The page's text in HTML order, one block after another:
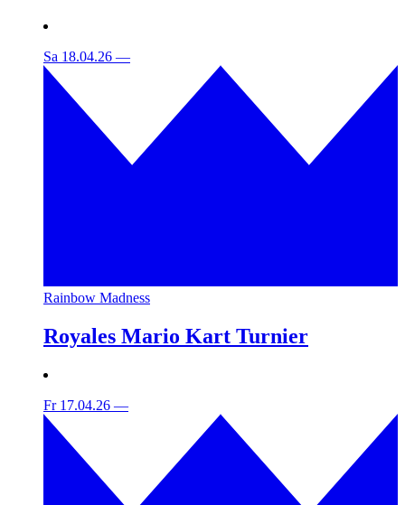
Sa 18.04.26 —
Rainbow Madness
Royales Mario Kart Turnier
Fr 17.04.26 —